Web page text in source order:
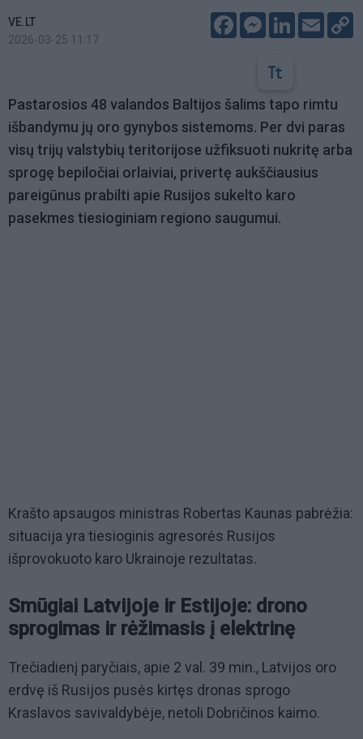
VE.LT
2026-03-25 11:17
FacebookMessenger
LinkedIn
Email
Pastarosios 48 valandos Baltijos šalims tapo rimtu
išbandymu jų oro gynybos sistemoms. Per dvi paras
visų trijų valstybių teritorijose užfiksuoti nukritę arba
sprogę bepiločiai orlaiviai, privertę aukščiausius
pareigūnus prabilti apie Rusijos sukelto karo
pasekmes tiesioginiam regiono saugumui.
Krašto apsaugos ministras Robertas Kaunas pabrėžia:
situacija yra tiesioginis agresorės Rusijos
išprovokuoto karo Ukrainoje rezultatas.
Smūgiai Latvijoje ir Estijoje: drono
sprogimas ir rėžimasis į elektrinę
Trečiadienį paryčiais, apie 2 val. 39 min., Latvijos oro
erdvę iš Rusijos pusės kirtęs dronas sprogo
Kraslavos savivaldybėje, netoli Dobričinos kaimo.